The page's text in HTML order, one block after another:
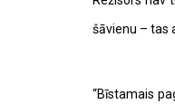
šāvienu – tas
“Bīstamais